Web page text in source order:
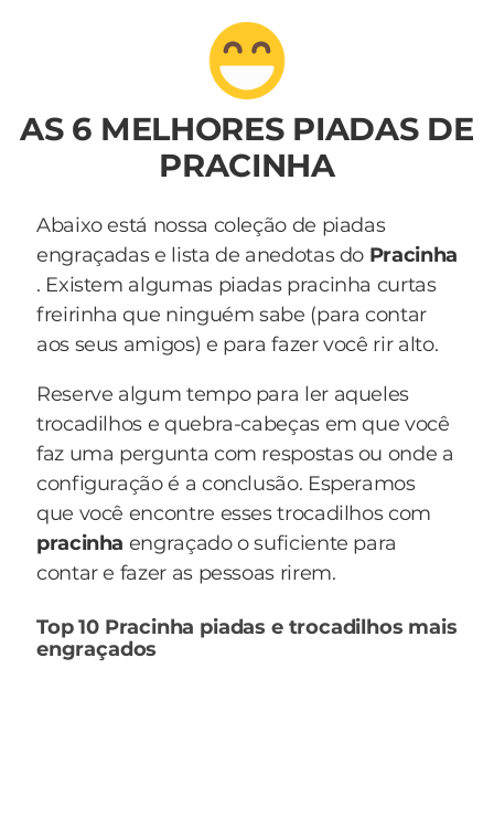
AS 6 MELHORES PIADAS DE
PRACINHA
Abaixo está nossa coleção de piadas
engraçadas e lista de anedotas do Pracinha
. Existem algumas piadas pracinha curtas
freirinha que ninguém sabe (para contar
aos seus amigos) e para fazer você rir alto.
Reserve algum tempo para ler aqueles
trocadilhos e quebra-cabeças em que você
faz uma pergunta com respostas ou onde a
configuração é a conclusão. Esperamos
que você encontre esses trocadilhos com
pracinha engraçado o suficiente para
contar e fazer as pessoas rirem.
Top 10 Pracinha piadas e trocadilhos mais
engraçados